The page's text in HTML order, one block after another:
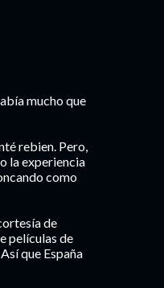
mucho que
rebien. Pero,
la experiencia
como
de
películas de
que España